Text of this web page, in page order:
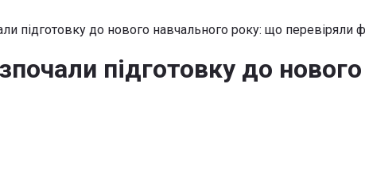
підготовку до нового навчального року: що перевіряли
підготовку до